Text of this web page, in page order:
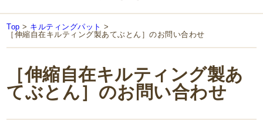
Top > キルティングパット >
［伸縮自在キルティング製あてぶとん］のお問い合わせ
［伸縮自在キルティング製あ
てぶとん］のお問い合わせ